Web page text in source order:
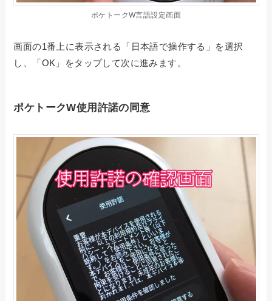
ポケトークW言語設定画面
画面の1番上に表示される「日本語で操作する」を選択
し、「OK」をタップして次に進みます。
ポケトークW使用許諾の同意